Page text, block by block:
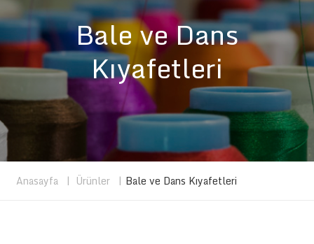
Bale ve Dans
Kıyafetleri
Anasayfa | Ürünler | Bale ve Dans Kıyafetleri